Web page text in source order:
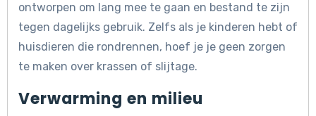
ontworpen om lang mee te gaan en bestand te zijn
tegen dagelijks gebruik. Zelfs als je kinderen hebt of
huisdieren die rondrennen, hoef je je geen zorgen
te maken over krassen of slijtage.
Verwarming en milieu